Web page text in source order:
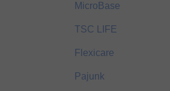
MicroBase
TSC LIFE
Flexicare
Pajunk